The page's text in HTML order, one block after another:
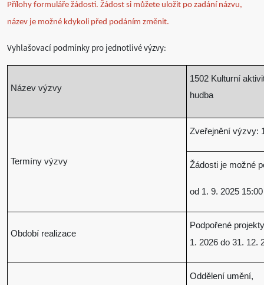
Přílohy formuláře žádosti. Žádost si můžete uložit po zadání názvu,
název je možné kdykoli před podáním změnit.
Vyhlašovací podmínky pro jednotlivé výzvy:
Název výzvy
1502 Kulturní
hudba
Termíny výzvy
Zveřejnění výzvy:
Žádosti je možné
od 1. 9. 2025
Období realizace
Podpořené
1. 2026 do 31. 12.
Oddělení umění,